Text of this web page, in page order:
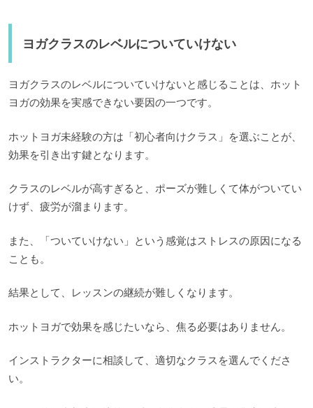
ヨガクラスのレベルについていけない
ヨガクラスのレベルについていけないと感じることは、ホット
ヨガの効果を実感できない要因の一つです。
ホットヨガ未経験の方は「初心者向けクラス」を選ぶことが、
効果を引き出す鍵となります。
クラスのレベルが高すぎると、ポーズが難しくて体がついてい
けず、疲労が溜まります。
また、「ついていけない」という感覚はストレスの原因になる
ことも。
結果として、レッスンの継続が難しくなります。
ホットヨガで効果を感じたいなら、焦る必要はありません。
インストラクターに相談して、適切なクラスを選んでくださ
い。